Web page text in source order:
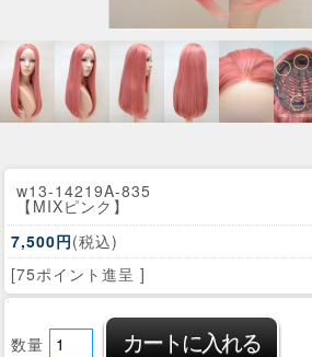
w13-14219A-835
【MIXピンク】
7,500円(税込)
[75ポイント進呈 ]
数量